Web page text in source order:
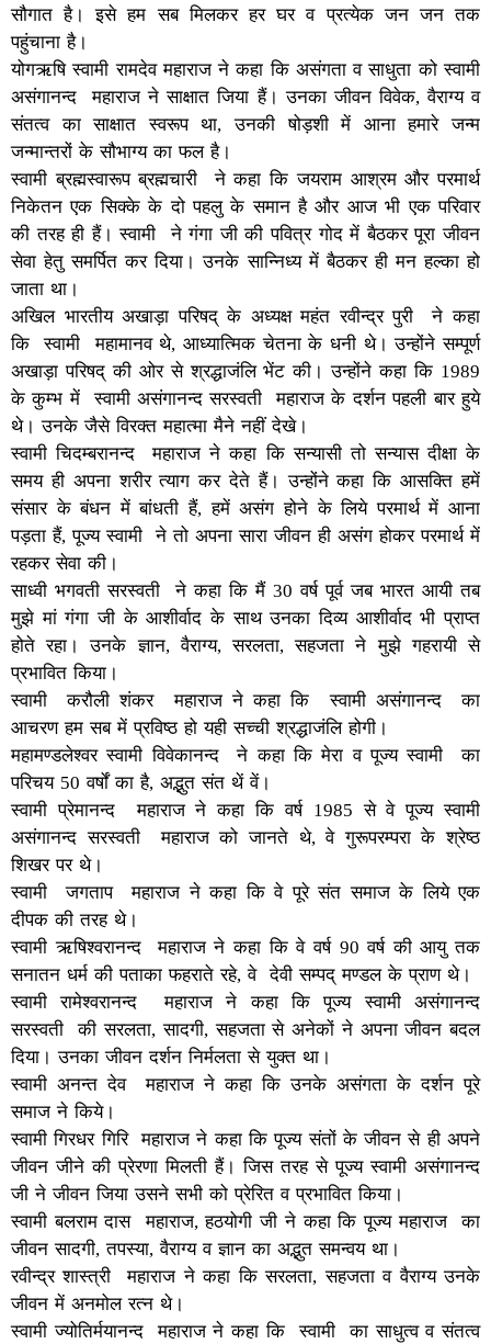
सौगात है। इसे हम सब मिलकर हर घर व प्रत्येक जन जन तक
पहुंचाना है।
योगऋषि स्वामी रामदेव महाराज ने कहा कि असंगता व साधुता को स्वामी
असंगानन्द महाराज ने साक्षात जिया हैं। उनका जीवन विवेक, वैराग्य व
संतत्व का साक्षात स्वरूप था, उनकी षोड़शी में आना हमारे जन्म
जन्मान्तरों के सौभाग्य का फल है।
स्वामी ब्रह्मस्वारूप ब्रह्मचारी ने कहा कि जयराम आश्रम और परमार्थ
निकेतन एक सिक्के के दो पहलु के समान है और आज भी एक परिवार
की तरह ही हैं। स्वामी ने गंगा जी की पवित्र गोद में बैठकर पूरा जीवन
सेवा हेतु समर्पित कर दिया। उनके सान्निध्य में बैठकर ही मन हल्का हो
जाता था।
अखिल भारतीय अखाड़ा परिषद् के अध्यक्ष महंत रवीन्द्र पुरी ने कहा
कि स्वामी महामानव थे, आध्यात्मिक चेतना के धनी थे। उन्होंने सम्पूर्ण
अखाड़ा परिषद् की ओर से श्रद्धाजंलि भेंट की। उन्होंने कहा कि 1989
के कुम्भ में स्वामी असंगानन्द सरस्वती महाराज के दर्शन पहली बार हुये
थे। उनके जैसे विरक्त महात्मा मैने नहीं देखे।
स्वामी चिदम्बरानन्द महाराज ने कहा कि सन्यासी तो सन्यास दीक्षा के
समय ही अपना शरीर त्याग कर देते हैं। उन्होंने कहा कि आसक्ति हमें
संसार के बंधन में बांधती हैं, हमें असंग होने के लिये परमार्थ में आना
पड़ता हैं, पूज्य स्वामी ने तो अपना सारा जीवन ही असंग होकर परमार्थ में
रहकर सेवा की।
साध्वी भगवती सरस्वती ने कहा कि मैं 30 वर्ष पूर्व जब भारत आयी तब
मुझे मां गंगा जी के आशीर्वाद के साथ उनका दिव्य आशीर्वाद भी प्राप्त
होते रहा। उनके ज्ञान, वैराग्य, सरलता, सहजता ने मुझे गहरायी से
प्रभावित किया।
स्वामी करौली शंकर महाराज ने कहा कि स्वामी असंगानन्द का
आचरण हम सब में प्रविष्ठ हो यही सच्ची श्रद्धाजंलि होगी।
महामण्डलेश्वर स्वामी विवेकानन्द ने कहा कि मेरा व पूज्य स्वामी का
परिचय 50 वर्षों का है, अद्भुत संत थें वें।
स्वामी प्रेमानन्द महाराज ने कहा कि वर्ष 1985 से वे पूज्य स्वामी
असंगानन्द सरस्वती महाराज को जानते थे, वे गुरूपरम्परा के श्रेष्ठ
शिखर पर थे।
स्वामी जगताप महाराज ने कहा कि वे पूरे संत समाज के लिये एक
दीपक की तरह थे।
स्वामी ऋषिश्वरानन्द महाराज ने कहा कि वे वर्ष 90 वर्ष की आयु तक
सनातन धर्म की पताका फहराते रहे, वे देवी सम्पद् मण्डल के प्राण थे।
स्वामी रामेश्वरानन्द महाराज ने कहा कि पूज्य स्वामी असंगानन्द
सरस्वती की सरलता, सादगी, सहजता से अनेकों ने अपना जीवन बदल
दिया। उनका जीवन दर्शन निर्मलता से युक्त था।
स्वामी अनन्त देव महाराज ने कहा कि उनके असंगता के दर्शन पूरे
समाज ने किये।
स्वामी गिरधर गिरि महाराज ने कहा कि पूज्य संतों के जीवन से ही अपने
जीवन जीने की प्रेरणा मिलती हैं। जिस तरह से पूज्य स्वामी असंगानन्द
जी ने जीवन जिया उसने सभी को प्रेरित व प्रभावित किया।
स्वामी बलराम दास महाराज, हठयोगी जी ने कहा कि पूज्य महाराज का
जीवन सादगी, तपस्या, वैराग्य व ज्ञान का अद्भुत समन्वय था।
रवीन्द्र शास्त्री महाराज ने कहा कि सरलता, सहजता व वैराग्य उनके
जीवन में अनमोल रत्न थे।
स्वामी ज्योतिर्मयानन्द महाराज ने कहा कि स्वामी का साधुत्व व संतत्व